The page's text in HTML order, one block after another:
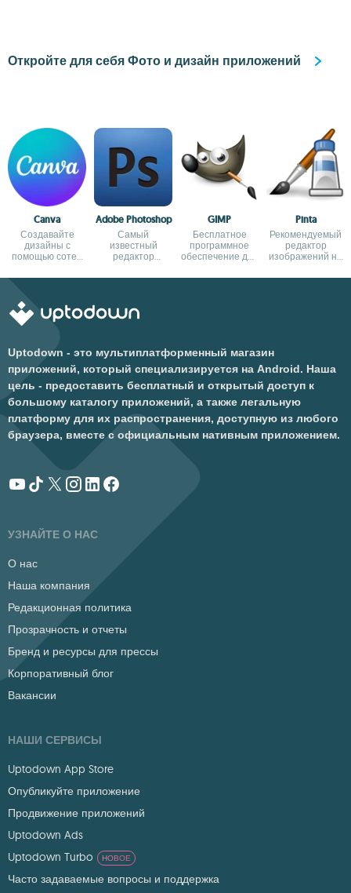
Откройте для себя Фото и дизайн приложений
Canva
Создавайте
дизайны с
помощью сотен
Adobe Photoshop
Самый
известный
редактор
версия для Mac
GIMP
Бесплатное
программное
обеспечение для
редактирования
Pinta
Рекомендуемый
редактор
изображений на
Uptodown - это мультиплатформенный магазин
приложений, который специализируется на Android. Наша
цель - предоставить бесплатный и открытый доступ к
большому каталогу приложений, а также легальную
платформу для их распространения, доступную из любого
браузера, вместе с официальным нативным приложением.
УЗНАЙТЕ О НАС
О нас
Наша компания
Редакционная политика
Прозрачность и отчеты
Бренд и ресурсы для прессы
Корпоративный блог
Вакансии
НАШИ СЕРВИСЫ
Uptodown App Store
Опубликуйте приложение
Продвижение приложений
Uptodown Ads
Uptodown Turbo
НОВОЕ
Часто задаваемые вопросы и поддержка